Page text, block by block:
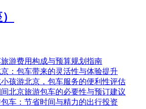
游费用构成与预算规划指南
：包车带来的灵活性与体验提升
孩游北京，包车服务的便利性评估
北京旅游包车的必要性与预订建议
车：节省时间与精力的出行投资